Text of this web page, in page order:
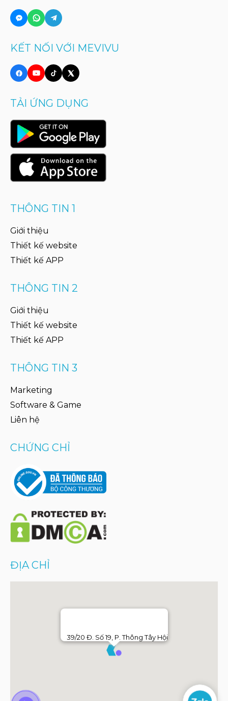
KẾT NỐI VỚI MEVIVU
TẢI ỨNG DỤNG
THÔNG TIN 1
Giới thiệu
Thiết kế website
Thiết kế APP
THÔNG TIN 2
Giới thiệu
Thiết kế website
Thiết kế APP
THÔNG TIN 3
Marketing
Software & Game
Liên hệ
CHỨNG CHỈ
ĐỊA CHỈ
39/20 Đ. Số 19, P. Thông Tây Hội